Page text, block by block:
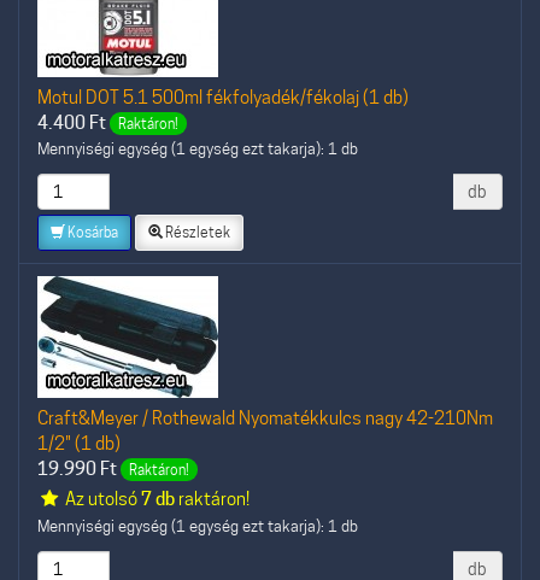
Motul DOT 5.1 500ml fékfolyadék/fékolaj (1 db)
4.400 Ft Raktáron!
Mennyiségi egység (1 egység ezt takarja): 1 db
db
Kosárba Részletek
Craft&Meyer / Rothewald Nyomatékkulcs nagy 42-210Nm
1/2" (1 db)
19.990 Ft Raktáron!
Az utolsó7 dbraktáron!
Mennyiségi egység (1 egység ezt takarja): 1 db
db